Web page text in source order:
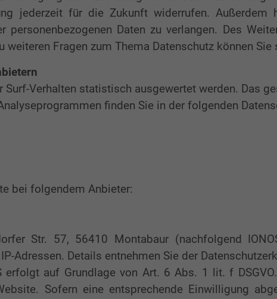
jederzeit für die Zukunft widerrufen.
personenbezogenen Daten zu verlangen. Des
Fragen zum Thema Datenschutz können Sie
Surf-Verhalten statistisch ausgewertet werden. Das
finden Sie in der folgenden
bei folgendem Anbieter:
Str. 57, 56410 Montabaur (nachfolgend
Adressen. Details entnehmen Sie der
erfolgt auf Grundlage von Art. 6 Abs. 1 lit. f
Sofern eine entsprechende Einwilligung